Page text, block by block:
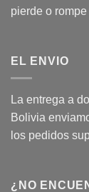
pierde o
EL ENVIO
La entrega a
Bolivia
los pedidos
¿NO